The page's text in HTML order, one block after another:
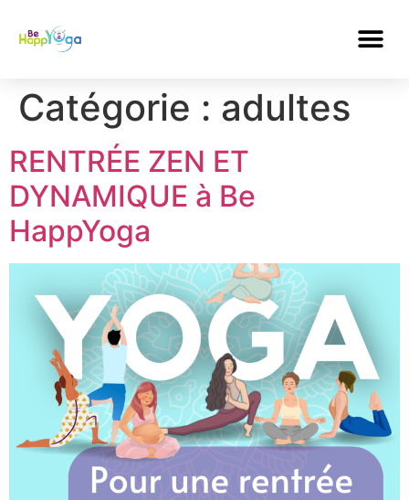
Catégorie : adultes
RENTRÉE ZEN ET
DYNAMIQUE à Be
HappYoga